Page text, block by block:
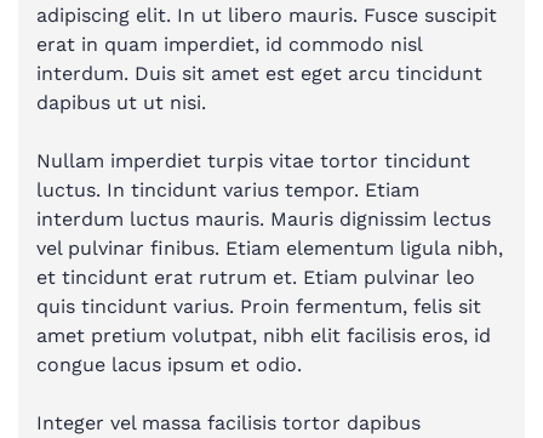
adipiscing elit. In ut libero mauris. Fusce suscipit
erat in quam imperdiet, id commodo nisl
interdum. Duis sit amet est eget arcu tincidunt
dapibus ut ut nisi.
Nullam imperdiet turpis vitae tortor tincidunt
luctus. In tincidunt varius tempor. Etiam
interdum luctus mauris. Mauris dignissim lectus
vel pulvinar finibus. Etiam elementum ligula nibh,
et tincidunt erat rutrum et. Etiam pulvinar leo
quis tincidunt varius. Proin fermentum, felis sit
amet pretium volutpat, nibh elit facilisis eros, id
congue lacus ipsum et odio.
Integer vel massa facilisis tortor dapibus